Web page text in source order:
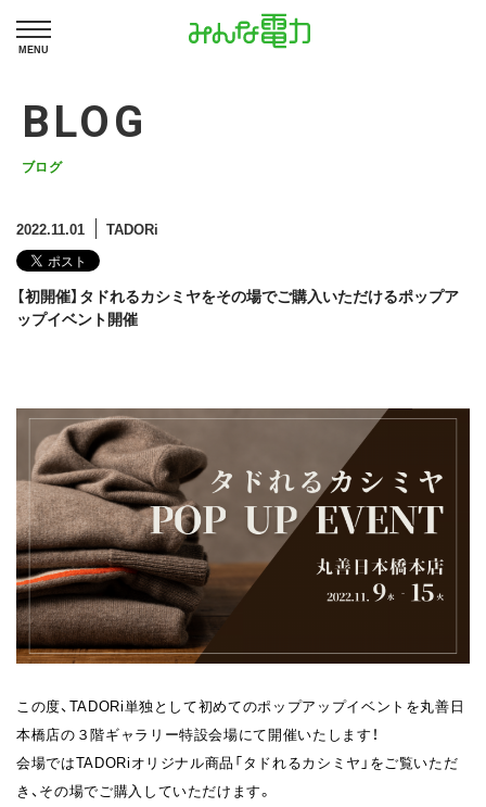
MENU
BLOG
ブログ
2022.11.01 TADORi
【初開催】タドれるカシミヤをその場でご購入いただけるポップア
ップイベント開催
この度、TADORi単独として初めてのポップアップイベントを丸善日
本橋店の３階ギャラリー特設会場にて開催いたします！
会場ではTADORiオリジナル商品「タドれるカシミヤ」をご覧いただ
き、その場でご購入していただけます。